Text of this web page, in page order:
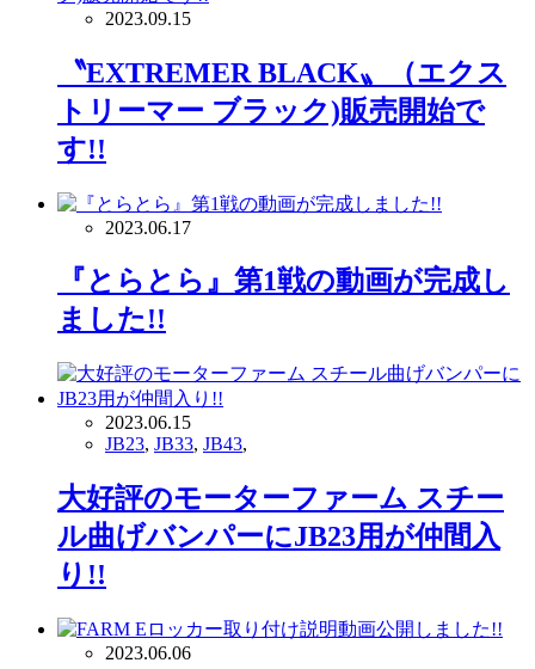
2023.09.15
〝EXTREMER BLACK〟（エクス
トリーマー ブラック)販売開始で
す!!
2023.06.17
『とらとら』第1戦の動画が完成し
ました!!
2023.06.15
JB23, JB33, JB43,
大好評のモーターファーム スチー
ル曲げバンパーにJB23用が仲間入
り!!
2023.06.06